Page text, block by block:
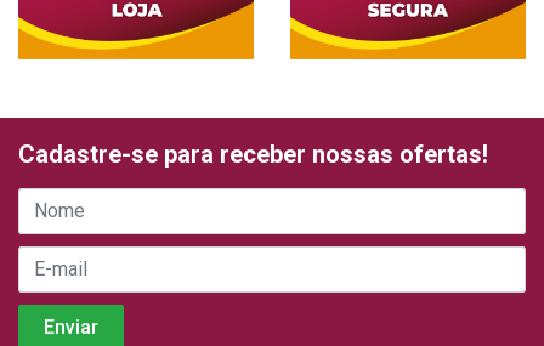
Cadastre-se para receber nossas ofertas!